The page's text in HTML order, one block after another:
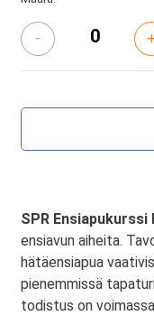
- +
SPR Ensiapukurssi
ensiavun aiheita.
hätäensiapua
pienemmissä
todistus on